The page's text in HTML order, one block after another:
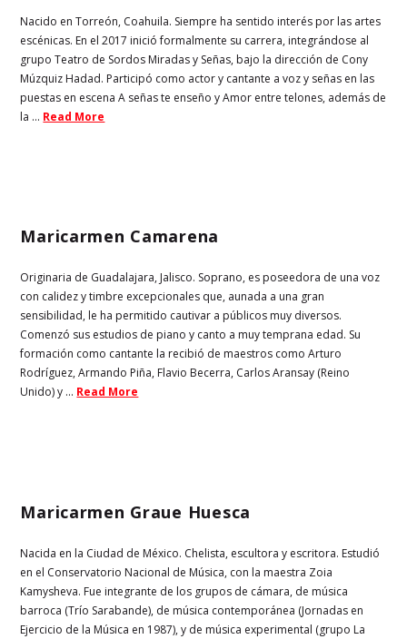
Nacido en Torreón, Coahuila. Siempre ha sentido interés por las artes
escénicas. En el 2017 inició formalmente su carrera, integrándose al
grupo Teatro de Sordos Miradas y Señas, bajo la dirección de Cony
Múzquiz Hadad. Participó como actor y cantante a voz y señas en las
puestas en escena A señas te enseño y Amor entre telones, además de
la ... Read More
Maricarmen Camarena
Originaria de Guadalajara, Jalisco. Soprano, es poseedora de una voz
con calidez y timbre excepcionales que, aunada a una gran
sensibilidad, le ha permitido cautivar a públicos muy diversos.
Comenzó sus estudios de piano y canto a muy temprana edad. Su
formación como cantante la recibió de maestros como Arturo
Rodríguez, Armando Piña, Flavio Becerra, Carlos Aransay (Reino
Unido) y ... Read More
Maricarmen Graue Huesca
Nacida en la Ciudad de México. Chelista, escultora y escritora. Estudió
en el Conservatorio Nacional de Música, con la maestra Zoia
Kamysheva. Fue integrante de los grupos de cámara, de música
barroca (Trío Sarabande), de música contemporánea (Jornadas en
Ejercicio de la Música en 1987), y de música experimental (grupo La